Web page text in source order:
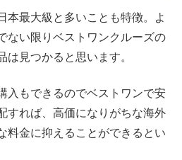
本最大級と多いことも特徴。よ
ない限りベストワンクルーズの
見つかると思います。
入もできるのでベストワンで安
すれば、高価になりがちな海外
料金に抑えることができるとい